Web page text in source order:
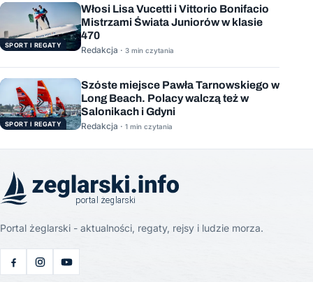
SPORT I REGATY
Włosi Lisa Vucetti i Vittorio Bonifacio
Mistrzami Świata Juniorów w klasie
470
Redakcja · 3 min czytania
SPORT I REGATY
Szóste miejsce Pawła Tarnowskiego w
Long Beach. Polacy walczą też w
Salonikach i Gdyni
Redakcja · 1 min czytania
Portal żeglarski - aktualności, regaty, rejsy i ludzie morza.